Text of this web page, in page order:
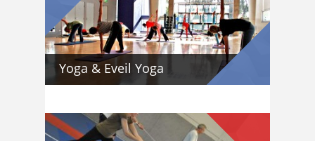
Yoga & Eveil Yoga